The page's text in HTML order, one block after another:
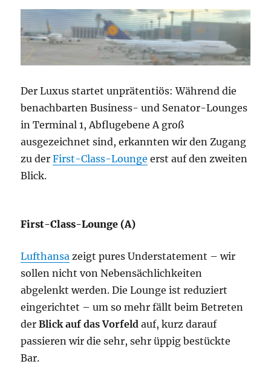
Der Luxus startet unprätentiös: Während die
benachbarten Business- und Senator-Lounges
in Terminal 1, Abflugebene A groß
ausgezeichnet sind, erkannten wir den Zugang
zu derFirst-Class-Lounge erst auf den zweiten
Blick.
First-Class-Lounge (A)
Lufthansa zeigt pures Understatement – wir
sollen nicht von Nebensächlichkeiten
abgelenkt werden. Die Lounge ist reduziert
eingerichtet – um so mehr fällt beim Betreten
derBlick auf das Vorfeld auf, kurz darauf
passieren wir die sehr, sehr üppig bestückte
Bar.